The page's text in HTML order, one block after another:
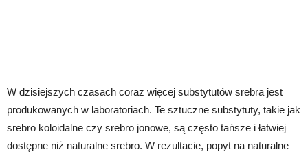
W dzisiejszych czasach coraz więcej substytutów srebra jest
produkowanych w laboratoriach. Te sztuczne substytuty, takie jak
srebro koloidalne czy srebro jonowe, są często tańsze i łatwiej
dostępne niż naturalne srebro. W rezultacie, popyt na naturalne